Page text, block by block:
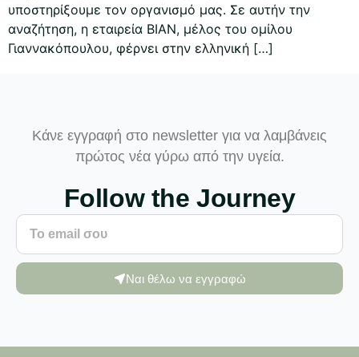
υποστηρίξουμε τον οργανισμό μας. Σε αυτήν την
αναζήτηση, η εταιρεία ΒΙΑΝ, μέλος του ομίλου
Γιαννακόπουλου, φέρνει στην ελληνική […]
Κάνε εγγραφή στο newsletter για να λαμβάνεις
πρώτος νέα γύρω από την υγεία.
Follow the Journey
Ναι θέλω να εγγραφώ